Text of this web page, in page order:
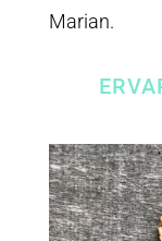
Marian.